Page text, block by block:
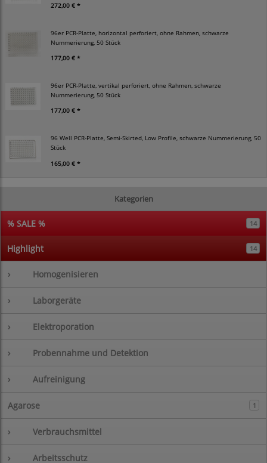
272,00 € *
96er PCR-Platte, horizontal perforiert, ohne Rahmen, schwarze
Nummerierung, 50 Stück
177,00 € *
96er PCR-Platte, vertikal perforiert, ohne Rahmen, schwarze
Nummerierung, 50 Stück
177,00 € *
96 Well PCR-Platte, Semi-Skirted, Low Profile, schwarze Nummerierung, 50
Stück
165,00 € *
Kategorien
% SALE % 14
Highlight 14
› Homogenisieren
› Laborgeräte
› Elektroporation
› Probennahme und Detektion
› Aufreinigung
Agarose 1
› Verbrauchsmittel
› Arbeitsschutz